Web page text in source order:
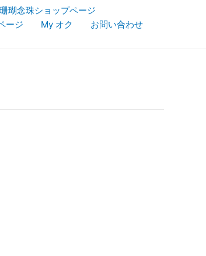
珊瑚念珠ショップページ
ージ My オク
お問い合わせ